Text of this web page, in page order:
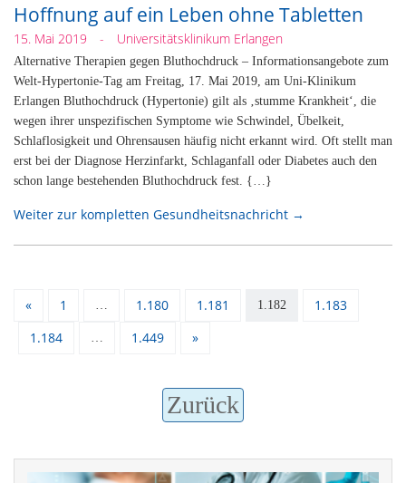
Hoffnung auf ein Leben ohne Tabletten
15. Mai 2019 - Universitätsklinikum Erlangen
Alternative Therapien gegen Bluthochdruck – Informationsangebote zum
Welt-Hypertonie-Tag am Freitag, 17. Mai 2019, am Uni-Klinikum
Erlangen Bluthochdruck (Hypertonie) gilt als ‚stumme Krankheit‘, die
wegen ihrer unspezifischen Symptome wie Schwindel, Übelkeit,
Schlaflosigkeit und Ohrensausen häufig nicht erkannt wird. Oft stellt man
erst bei der Diagnose Herzinfarkt, Schlaganfall oder Diabetes auch den
schon lange bestehenden Bluthochdruck fest. {…}
Weiter zur kompletten Gesundheitsnachricht →
« 1 … 1.180 1.181 1.182
1.183
1.184
… 1.449 »
Zurück